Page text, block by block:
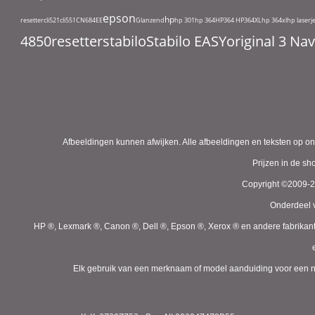
resettercli521cli551CN684EEepsonGlanzendhphp 301hp 364HP364 HP364XLhp 364xlhp
4850resetterstabiloStabilo EASYoriginal 3
Afbeeldingen kunnen afwijken. Alle afbeeldingen en teksten op
Prijzen in de
Copyright ©2009-
Onderdeel
HP ®, Lexmark ®, Canon ®, Dell ®, Epson ®, Xerox ® en andere
Elk gebruik van een merknaam of model aanduiding voor